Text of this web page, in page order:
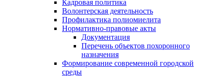
Кадровая политика
Волонтерская деятельность
Профилактика полиомиелита
Нормативно-правовые акты
Документация
Перечень объектов похоронного
назначения
Формирование современной городской
среды